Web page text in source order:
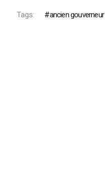
Tags: ancien gouverneur